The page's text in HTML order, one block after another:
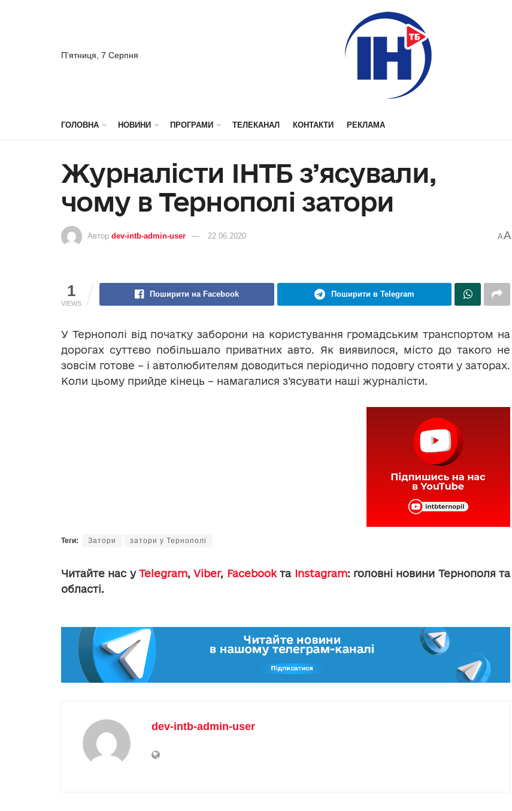
П’ятниця, 7 Серпня
ГОЛОВНА НОВИНИ ПРОГРАМИ ТЕЛЕКАНАЛ КОНТАКТИ РЕКЛАМА
Журналісти ІНТБ з’ясували,
чому в Тернополі затори
Автор dev-intb-admin-user 22.06.2020 AA
1
VIEWS
Поширити на Facebook Поширити в Telegram
У Тернополі від початку заборони на користування громадським транспортом на
дорогах суттєво побільшало приватних авто. Як виявилося, місто до такого не
зовсім готове – і автолюбителям доводиться періодично подовгу стояти у заторах.
Коли цьому прийде кінець – намагалися з’ясувати наші журналісти.
Теги: Затори затори у Тернополі
Читайте нас уTelegram,Viber, Facebookта Instagram: головні новини Тернополя та
області.
dev-intb-admin-user